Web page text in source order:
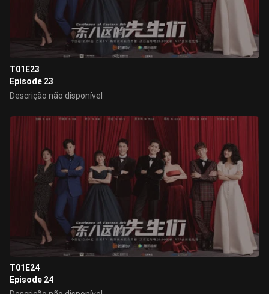
T01E23
Episode 23
Descrição não disponível
T01E24
Episode 24